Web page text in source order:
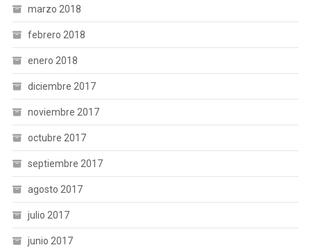
marzo 2018
febrero 2018
enero 2018
diciembre 2017
noviembre 2017
octubre 2017
septiembre 2017
agosto 2017
julio 2017
junio 2017